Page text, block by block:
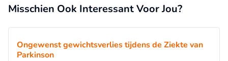
Misschien Ook Interessant Voor Jou?
Ongewenst gewichtsverlies tijdens de Ziekte van
Parkinson